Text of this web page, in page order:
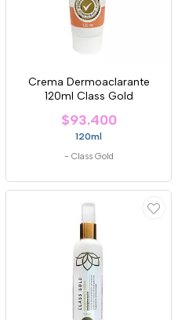
Crema Dermoaclarante
120ml Class Gold
$93.400
120ml
- Class Gold